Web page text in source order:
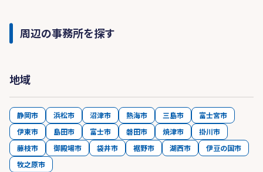
周辺の事務所を探す
地域
静岡市 浜松市 沼津市 熱海市 三島市
富士宮市
伊東市
島田市 富士市 磐田市 焼津市
掛川市
藤枝市
御殿場市 袋井市 裾野市 湖西市
伊豆の国市
牧之原市